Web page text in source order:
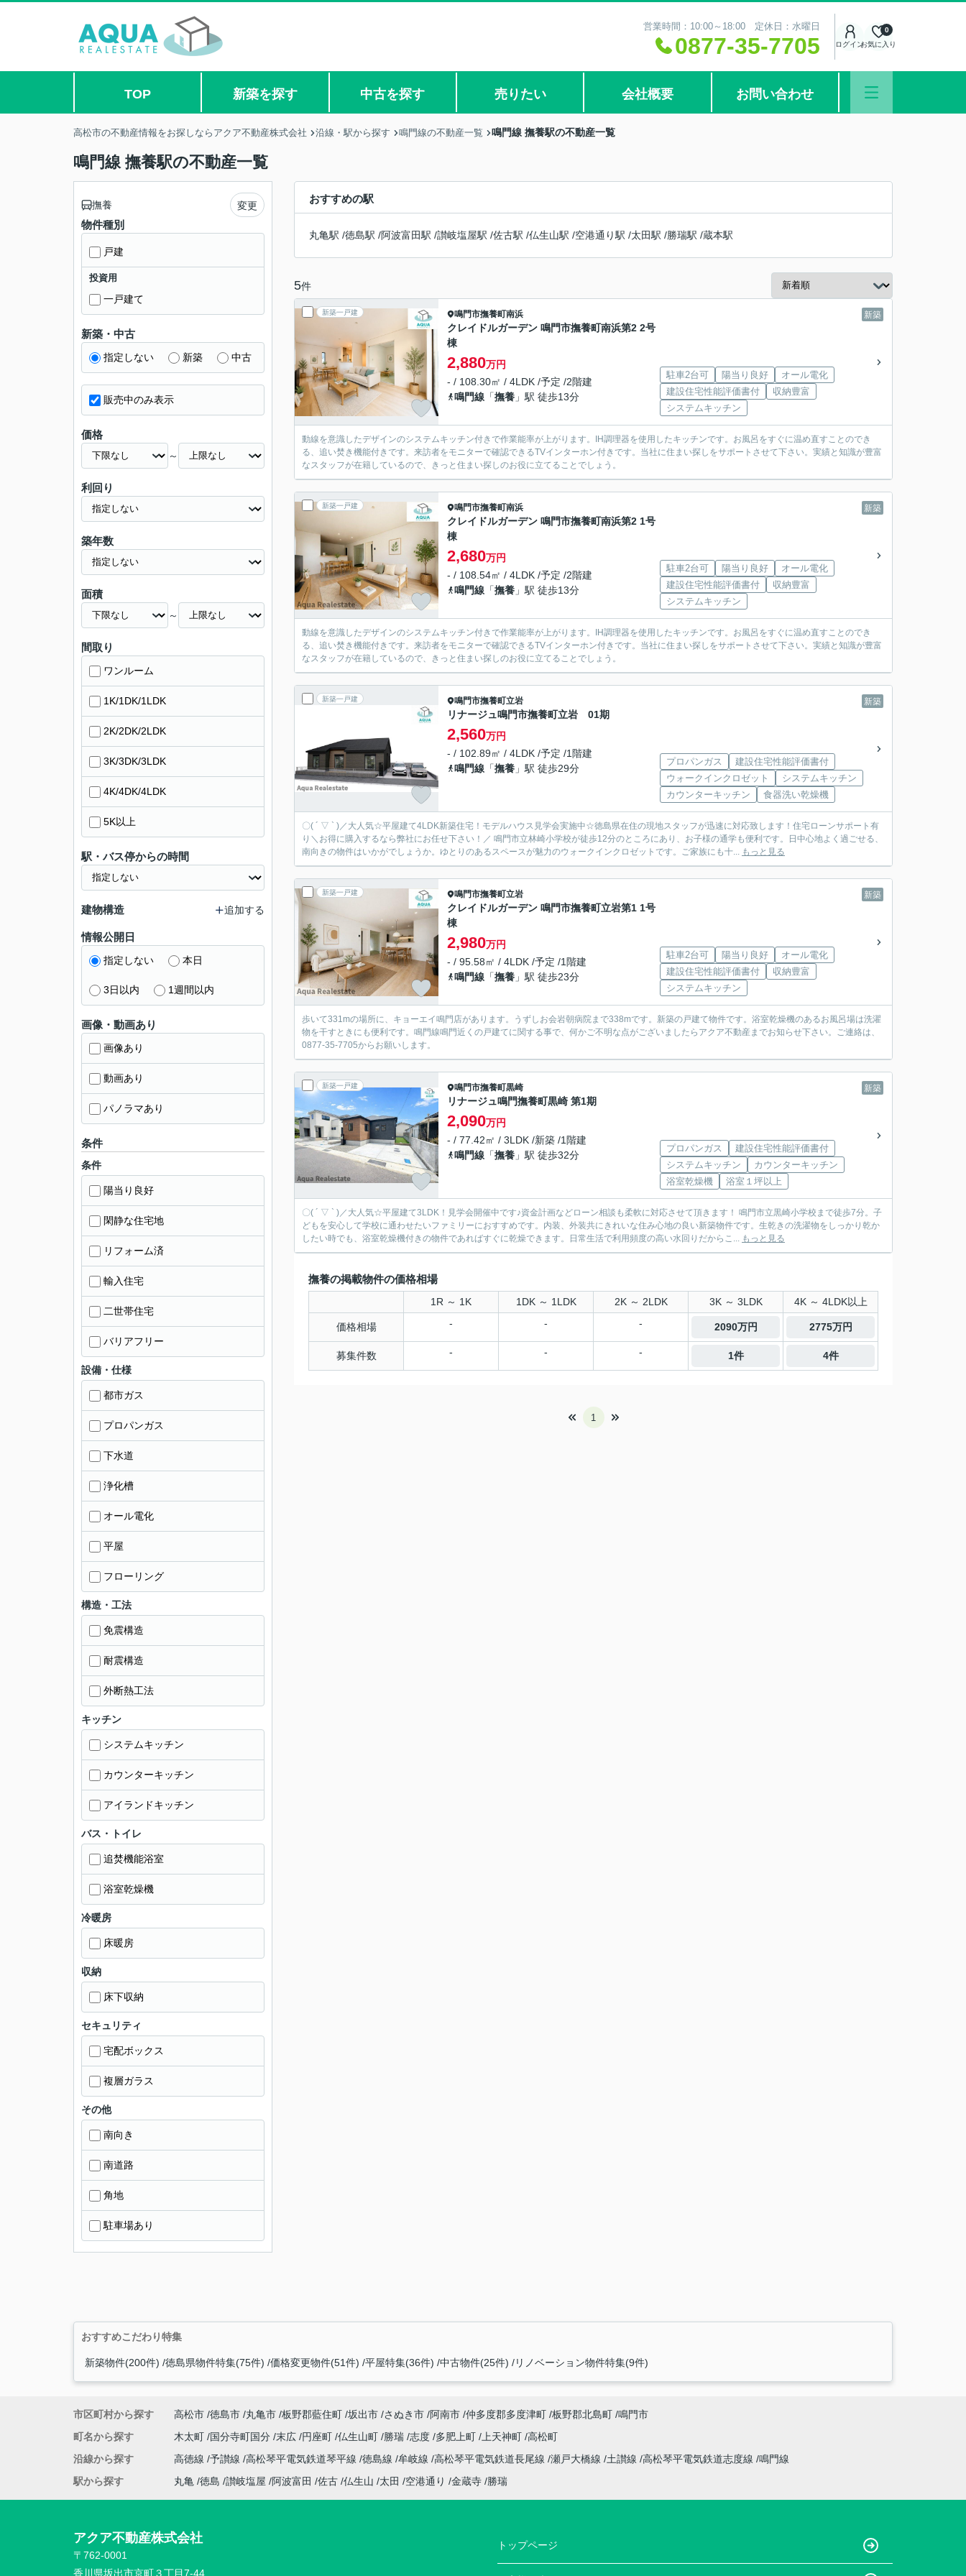
営業時間：10:00～18:00 定休日：水曜日
0877-35-7705 ログインお気に入り
0
TOP 新築を探す 中古を探す 売りたい 会社概要 お問い合わせ
高松市の不動産情報をお探しならアクア不動産株式会社 沿線・駅から探す 鳴門線の不動産一覧 鳴門線 撫養駅の不動産一覧
鳴門線 撫養駅の不動産一覧
おすすめの駅
丸亀駅 /徳島駅 /阿波富田駅 /讃岐塩屋駅 /佐古駅 /仏生山駅 /空港通り駅 /太田駅 /勝瑞駅 /蔵本駅
5件
新築一戸建 新築
鳴門市撫養町南浜
クレイドルガーデン 鳴門市撫養町南浜第2 2号
棟
2,880万円
- / 108.30㎡ / 4LDK /予定 /2階建
鳴門線 「撫養 」駅 徒歩13分
駐車2台可 陽当り良好
オール電化
建設住宅性能評価書付
収納豊富
システムキッチン
動線を意識したデザインのシステムキッチン付きで作業能率が上がります。IH調理器を使用したキッチンです。お風呂をすぐに温め直すことのでき
る、追い焚き機能付きです。来訪者をモニターで確認できるTVインターホン付きです。当社に住まい探しをサポートさせて下さい。実績と知識が豊富
なスタッフが在籍しているので、きっと住まい探しのお役に立てることでしょう。
新築一戸建 新築
鳴門市撫養町南浜
クレイドルガーデン 鳴門市撫養町南浜第2 1号
棟
2,680万円
- / 108.54㎡ / 4LDK /予定 /2階建
鳴門線 「撫養 」駅 徒歩13分
駐車2台可 陽当り良好
オール電化
建設住宅性能評価書付
収納豊富
システムキッチン
動線を意識したデザインのシステムキッチン付きで作業能率が上がります。IH調理器を使用したキッチンです。お風呂をすぐに温め直すことのでき
る、追い焚き機能付きです。来訪者をモニターで確認できるTVインターホン付きです。当社に住まい探しをサポートさせて下さい。実績と知識が豊富
なスタッフが在籍しているので、きっと住まい探しのお役に立てることでしょう。
新築一戸建 新築
鳴門市撫養町立岩
リナージュ鳴門市撫養町立岩 01期
2,560万円
- / 102.89㎡ / 4LDK /予定 /1階建
鳴門線 「撫養 」駅 徒歩29分
プロパンガス
建設住宅性能評価書付
ウォークインクロゼット
システムキッチン
カウンターキッチン
食器洗い乾燥機
〇( ´ ▽ ` )／大人気☆平屋建て4LDK新築住宅！モデルハウス見学会実施中☆徳島県在住の現地スタッフが迅速に対応致します！住宅ローンサポート有
り＼お得に購入するなら弊社にお任せ下さい！／ 鳴門市立林崎小学校が徒歩12分のところにあり、お子様の通学も便利です。日中心地よく過ごせる、
南向きの物件はいかがでしょうか。ゆとりのあるスペースが魅力のウォークインクロゼットです。ご家族にも十... もっと見る
新築一戸建 新築
鳴門市撫養町立岩
クレイドルガーデン 鳴門市撫養町立岩第1 1号
棟
2,980万円
- / 95.58㎡ / 4LDK /予定 /1階建
鳴門線 「撫養 」駅 徒歩23分
駐車2台可 陽当り良好
オール電化
建設住宅性能評価書付
収納豊富
システムキッチン
歩いて331mの場所に、キョーエイ鳴門店があります。うずしお会岩朝病院まで338mです。新築の戸建て物件です。浴室乾燥機のあるお風呂場は洗濯
物を干すときにも便利です。鳴門線鳴門近くの戸建てに関する事で、何かご不明な点がございましたらアクア不動産までお知らせ下さい。ご連絡は、
0877-35-7705からお願いします。
新築一戸建 新築
鳴門市撫養町黒崎
リナージュ鳴門撫養町黒崎 第1期
2,090万円
- / 77.42㎡ / 3LDK /新築 /1階建
鳴門線 「撫養 」駅 徒歩32分
プロパンガス
建設住宅性能評価書付
システムキッチン
カウンターキッチン
浴室乾燥機
浴室１坪以上
〇( ´ ▽ ` )／大人気☆平屋建て3LDK！見学会開催中です♪資金計画などローン相談も柔軟に対応させて頂きます！ 鳴門市立黒崎小学校まで徒歩7分。子
どもを安心して学校に通わせたいファミリーにおすすめです。内装、外装共にきれいな住み心地の良い新築物件です。生乾きの洗濯物をしっかり乾か
したい時でも、浴室乾燥機付きの物件であればすぐに乾燥できます。日常生活で利用頻度の高い水回りだからこ... もっと見る
撫養の掲載物件の価格相場
1R ～ 1K 1DK ～ 1LDK 2K ～ 2LDK 3K ～ 3LDK 4K ～ 4LDK以上
価格相場 - - - 2090万円 2775万円
募集件数 - - - 1件 4件
1
撫養 変更
物件種別
戸建
投資用
一戸建て
新築・中古
指定しない 新築 中古
販売中のみ表示
価格
～
利回り
築年数
面積
～
間取り
ワンルーム
1K/1DK/1LDK
2K/2DK/2LDK
3K/3DK/3LDK
4K/4DK/4LDK
5K以上
駅・バス停からの時間
建物構造 追加する
情報公開日
指定しない 本日
3日以内 1週間以内
画像・動画あり
画像あり
動画あり
パノラマあり
条件
条件
陽当り良好
閑静な住宅地
リフォーム済
輸入住宅
二世帯住宅
バリアフリー
設備・仕様
都市ガス
プロパンガス
下水道
浄化槽
オール電化
平屋
フローリング
構造・工法
免震構造
耐震構造
外断熱工法
キッチン
システムキッチン
カウンターキッチン
アイランドキッチン
バス・トイレ
追焚機能浴室
浴室乾燥機
冷暖房
床暖房
収納
床下収納
セキュリティ
宅配ボックス
複層ガラス
その他
南向き
南道路
角地
駐車場あり
おすすめこだわり特集
新築物件(200件) 徳島県物件特集(75件) 価格変更物件(51件) 平屋特集(36件) 中古物件(25件) リノベーション物件特集(9件)
市区町村から探す 高松市 徳島市 丸亀市 板野郡藍住町 坂出市 さぬき市 阿南市 仲多度郡多度津町 板野郡北島町 鳴門市
町名から探す
木太町 国分寺町国分 末広 円座町 仏生山町 勝瑞 志度 多肥上町 上天神町 高松町
沿線から探す
高徳線 予讃線 高松琴平電気鉄道琴平線 徳島線 牟岐線 高松琴平電気鉄道長尾線 瀬戸大橋線 土讃線 高松琴平電気鉄道志度線 鳴門線
駅から探す
丸亀 徳島 讃岐塩屋 阿波富田 佐古 仏生山 太田 空港通り 金蔵寺 勝瑞
アクア不動産株式会社
〒762-0001
香川県坂出市京町３丁目7-44
トップページ